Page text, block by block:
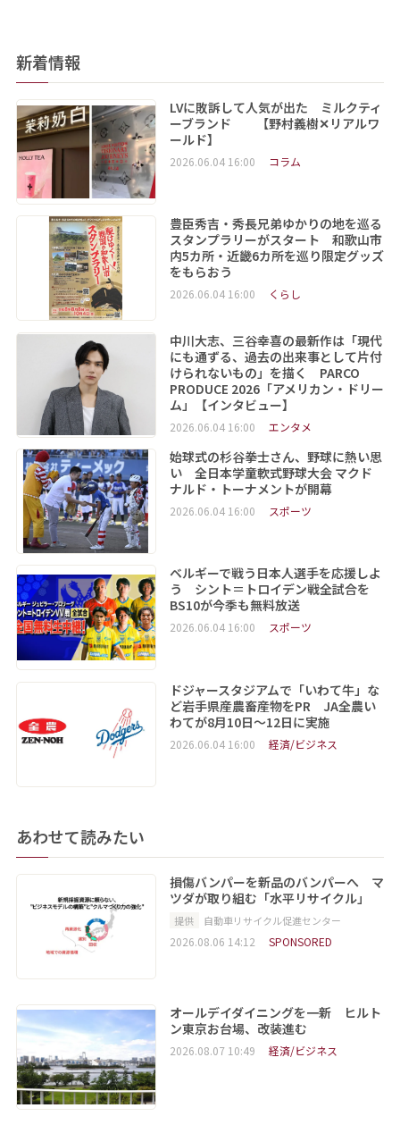
新着情報
LVに敗訴して人気が出た ミルクティ
ーブランド 【野村義樹✕リアルワ
ールド】
2026.06.04 16:00 コラム
豊臣秀吉・秀長兄弟ゆかりの地を巡る
スタンプラリーがスタート 和歌山市
内5カ所・近畿6カ所を巡り限定グッズ
をもらおう
2026.06.04 16:00 くらし
中川大志、三谷幸喜の最新作は「現代
にも通ずる、過去の出来事として片付
けられないもの」を描く PARCO
PRODUCE 2026「アメリカン・ドリー
ム」【インタビュー】
2026.06.04 16:00 エンタメ
始球式の杉谷拳士さん、野球に熱い思
い 全日本学童軟式野球大会 マクド
ナルド・トーナメントが開幕
2026.06.04 16:00 スポーツ
ベルギーで戦う日本人選手を応援しよ
う シント＝トロイデン戦全試合を
BS10が今季も無料放送
2026.06.04 16:00 スポーツ
ドジャースタジアムで「いわて牛」な
ど岩手県産農畜産物をPR JA全農い
わてが8月10日～12日に実施
2026.06.04 16:00 経済/ビジネス
あわせて読みたい
損傷バンパーを新品のバンパーへ マ
ツダが取り組む「水平リサイクル」
提供 自動車リサイクル促進センター
2026.08.06 14:12 SPONSORED
オールデイダイニングを一新 ヒルト
ン東京お台場、改装進む
2026.08.07 10:49 経済/ビジネス